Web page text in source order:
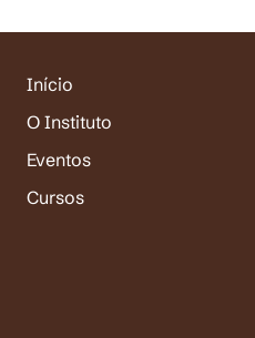
Início
O Instituto
Eventos
Cursos